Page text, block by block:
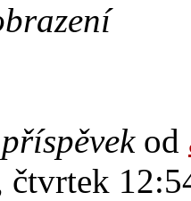
od
čtvrtek